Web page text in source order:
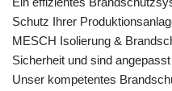
Schutz Ihrer
MESCH Isolierung &
Sicherheit und sind
Unser kompetentes